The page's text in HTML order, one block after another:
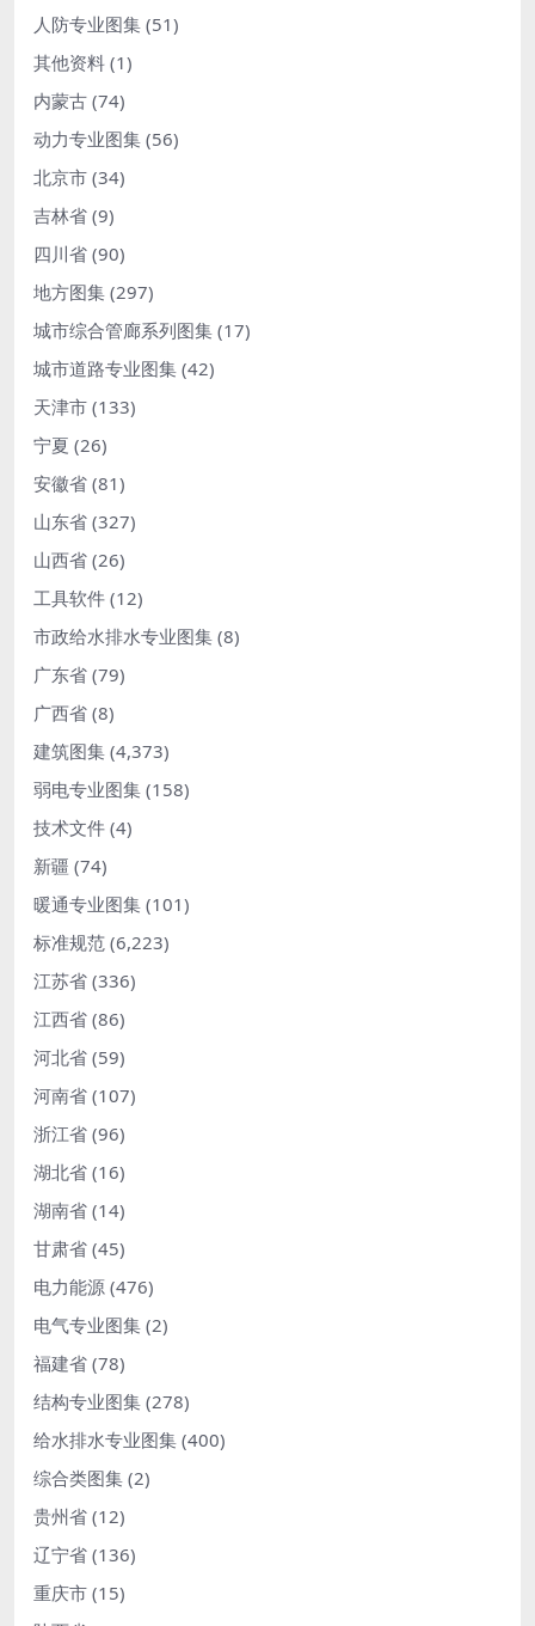
人防专业图集 (51)
其他资料 (1)
内蒙古 (74)
动力专业图集 (56)
北京市 (34)
吉林省 (9)
四川省 (90)
地方图集 (297)
城市综合管廊系列图集 (17)
城市道路专业图集 (42)
天津市 (133)
宁夏 (26)
安徽省 (81)
山东省 (327)
山西省 (26)
工具软件 (12)
市政给水排水专业图集 (8)
广东省 (79)
广西省 (8)
建筑图集 (4,373)
弱电专业图集 (158)
技术文件 (4)
新疆 (74)
暖通专业图集 (101)
标准规范 (6,223)
江苏省 (336)
江西省 (86)
河北省 (59)
河南省 (107)
浙江省 (96)
湖北省 (16)
湖南省 (14)
甘肃省 (45)
电力能源 (476)
电气专业图集 (2)
福建省 (78)
结构专业图集 (278)
给水排水专业图集 (400)
综合类图集 (2)
贵州省 (12)
辽宁省 (136)
重庆市 (15)